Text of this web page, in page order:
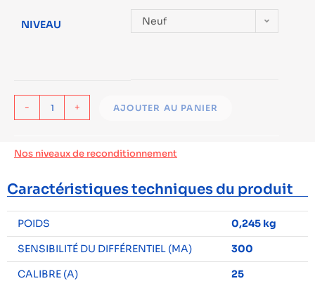
NIVEAU Neuf
- + AJOUTER AU PANIER
Nos niveaux de reconditionnement
Caractéristiques techniques du produit
POIDS
0,245 kg
SENSIBILITÉ DU DIFFÉRENTIEL (MA)
300
CALIBRE (A)
25